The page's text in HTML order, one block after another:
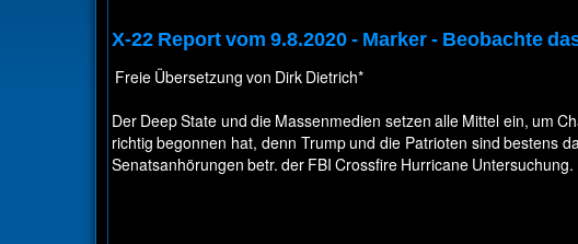
X-22 Report vom 9.8.2020 - Marker - Beobachte
Freie Übersetzung von Dirk Dietrich*
Der Deep State und die Massenmedien setzen alle Mittel ein, um
richtig begonnen hat, denn Trump und die Patrioten sind bestens
Senatsanhörungen betr. der FBI Crossfire Hurricane Untersuchung.